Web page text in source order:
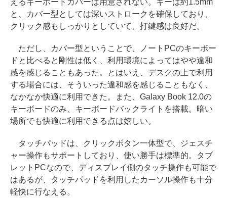
と、カバー型としては深いストロークを確保しており、
クリック感もしっかりとしていて、打鍵感は良好だ。
ただし、カバー型ということで、ノートPCのキーボー
ドと比べると剛性は低く、利用環境によってはやや違和
感を感じることもあった。とはいえ、デスクの上で利用
する場合には、そういった違和感を感じることもなく、
なかなか快適に利用できた。また、Galaxy Book 12.0の
キーボードのみ、キーボードバックライトを搭載。暗い
場所でも快適に利用できる点は嬉しい。
タッチパッドは、クリックボタン一体型で、ジェスチ
ャー操作もサポートしており、使い勝手は標準的。タブ
レットPCなので、ディスプレイ側のタッチ操作も可能で
はあるが、タッチパッドを利用したカーソル操作も十分
軽快に行なえる。